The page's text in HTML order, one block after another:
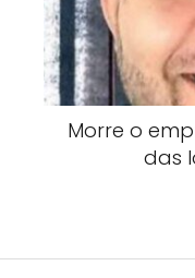
Morre o
das